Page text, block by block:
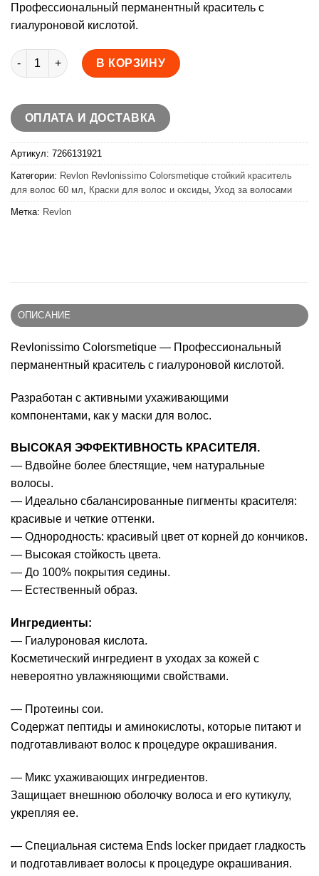
Профессиональный перманентный краситель с
гиалуроновой кислотой.
Количество товара Revlon Revlonissimo Colorsmetique
В КОРЗИНУ
ОПЛАТА И ДОСТАВКА
Артикул: 7266131921
Категории: Revlon Revlonissimo Colorsmetique стойкий краситель
для волос 60 мл, Краски для волос и оксиды, Уход за волосами
Метка: Revlon
ОПИСАНИЕ
Revlonissimo Colorsmetique — Профессиональный
перманентный краситель с гиалуроновой кислотой.
Разработан с активными ухаживающими
компонентами, как у маски для волос.
ВЫСОКАЯ ЭФФЕКТИВНОСТЬ КРАСИТЕЛЯ.
— Вдвойне более блестящие, чем натуральные
волосы.
— Идеально сбалансированные пигменты красителя:
красивые и четкие оттенки.
— Однородность: красивый цвет от корней до кончиков.
— Высокая стойкость цвета.
— До 100% покрытия седины.
— Естественный образ.
Ингредиенты:
— Гиалуроновая кислота.
Косметический ингредиент в уходах за кожей с
невероятно увлажняющими свойствами.
— Протеины сои.
Содержат пептиды и аминокислоты, которые питают и
подготавливают волос к процедуре окрашивания.
— Микс ухаживающих ингредиентов.
Защищает внешнюю оболочку волоса и его кутикулу,
укрепляя ее.
— Специальная система Ends locker придает гладкость
и подготавливает волосы к процедуре окрашивания.